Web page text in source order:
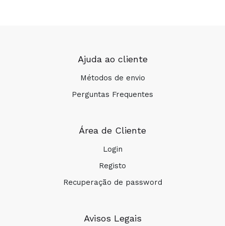
Ajuda ao cliente
Métodos de envio
Perguntas Frequentes
Área de Cliente
Login
Registo
Recuperação de password
Avisos Legais